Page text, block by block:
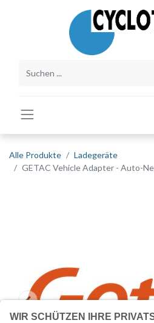
Alle Produkte
Ladegeräte
GETAC Vehicle Adapter - Auto-